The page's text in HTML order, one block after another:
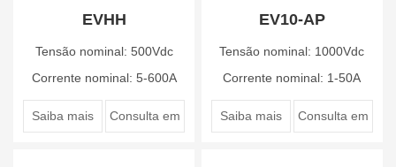
EVHH
Tensão nominal: 500Vdc
Corrente nominal: 5-600A
Saiba mais Consulta em
EV10-AP
Tensão nominal: 1000Vdc
Corrente nominal: 1-50A
Saiba mais Consulta em